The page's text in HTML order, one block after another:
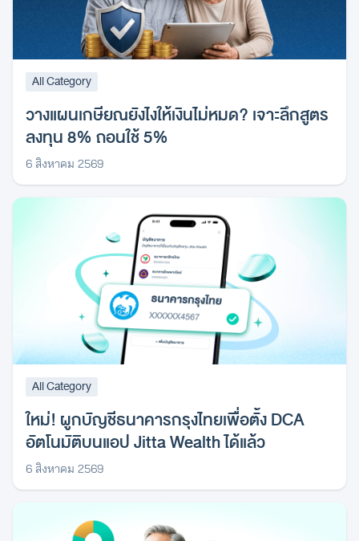
All Category
วางแผนเกษียณยังไงให้เงินไม่หมด? เจาะลึกสูตร
ลงทุน 8% ถอนใช้ 5%
6 สิงหาคม 2569
All Category
ใหม่! ผูกบัญชีธนาคารกรุงไทยเพื่อตั้ง DCA
อัตโนมัติบนแอป Jitta Wealth ได้แล้ว
6 สิงหาคม 2569